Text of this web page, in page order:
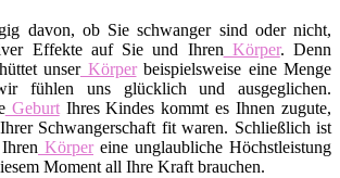
davon, ob Sie schwanger sind oder nicht,
Effekte auf Sie und Ihren Körper. Denn
unserKörperbeispielsweise eine Menge
fühlen uns glücklich und ausgeglichen.
GeburtIhres Kindes kommt es Ihnen zugute,
Schwangerschaft fit waren. Schließlich ist
Körpereine unglaubliche Höchstleistung
Moment all Ihre Kraft brauchen.